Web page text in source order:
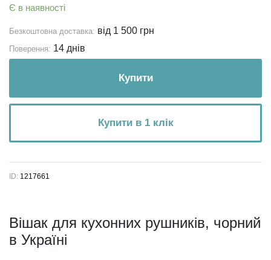
Є в наявності
Безкоштовна доставка: від 1 500 грн
Поверення: 14 днів
Купити
Купити в 1 клік
ID: 1217661
Вішак для кухонних рушників, чорний
в Україні